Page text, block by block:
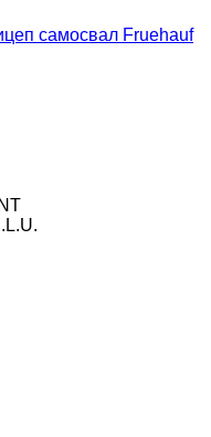
самосвал Fruehauf